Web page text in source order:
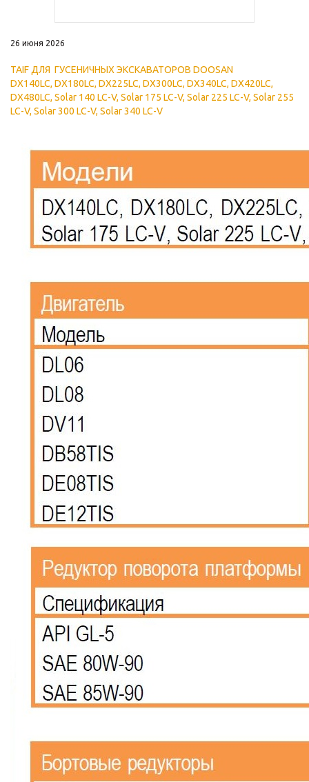
26 июня 2026
TAIF ДЛЯ ГУСЕНИЧНЫХ ЭКСКАВАТОРОВ DOOSAN
DX140LC, DX180LC, DX225LC, DX300LC, DX340LC, DX420LC,
DX480LC, Solar 140 LC-V, Solar 175 LC-V, Solar 225 LC-V, Solar 255
LC-V, Solar 300 LC-V, Solar 340 LC-V